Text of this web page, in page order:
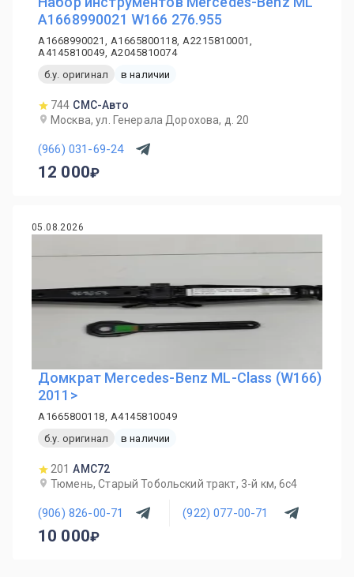
A1668990021 W166 276.955
A1668990021, A1665800118, A2215810001,
A4145810049, A2045810074
б.у. оригинал
в наличии
744 СМС-Авто
Москва, ул. Генерала Дорохова, д. 20
(966) 031-69-24
12 000
05.08.2026
Домкрат Mercedes-Benz ML-Class (W166)
2011>
A1665800118, A4145810049
б.у. оригинал
в наличии
201 AMC72
Тюмень, Старый Тобольский тракт, 3-й км, 6с4
(906) 826-00-71 (922) 077-00-71
10 000